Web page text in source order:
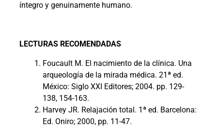
íntegro y genuinamente humano.
LECTURAS RECOMENDADAS
Foucault M. El nacimiento de la clínica. Una
arqueología de la mirada médica. 21ª ed.
México: Siglo XXI Editores; 2004. pp. 129-
138, 154-163.
Harvey JR. Relajación total. 1ª ed. Barcelona:
Ed. Oniro; 2000, pp. 11-47.